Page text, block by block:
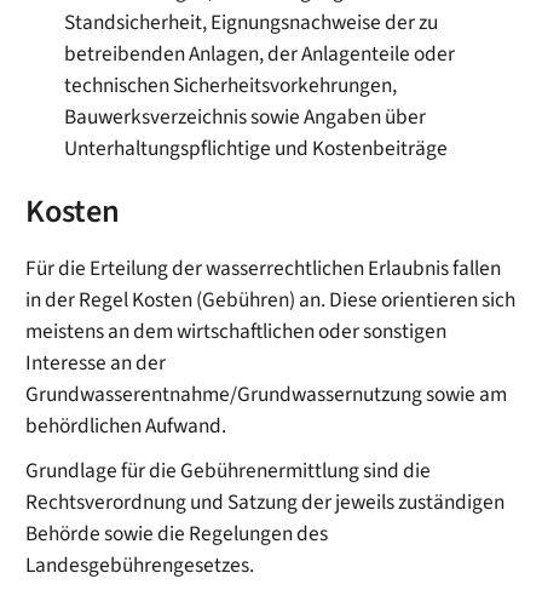
Standsicherheit, Eignungsnachweise der zu
betreibenden Anlagen, der Anlagenteile oder
technischen Sicherheitsvorkehrungen,
Bauwerksverzeichnis sowie Angaben über
Unterhaltungspflichtige und Kostenbeiträge
Kosten
Für die Erteilung der wasserrechtlichen Erlaubnis fallen
in der Regel Kosten (Gebühren) an. Diese orientieren sich
meistens an dem wirtschaftlichen oder sonstigen
Interesse an der
Grundwasserentnahme/Grundwassernutzung sowie am
behördlichen Aufwand.
Grundlage für die Gebührenermittlung sind die
Rechtsverordnung und Satzung der jeweils zuständigen
Behörde sowie die Regelungen des
Landesgebührengesetzes.